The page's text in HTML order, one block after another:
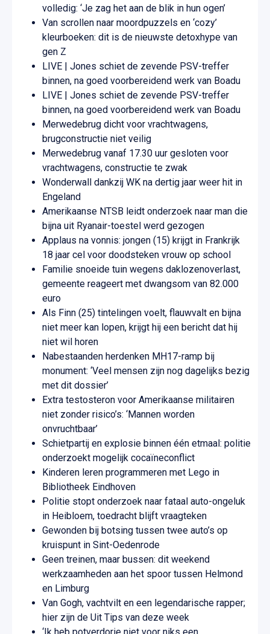
volledig: ‘Je zag het aan de blik in hun ogen’
Van scrollen naar moordpuzzels en ‘cozy’
kleurboeken: dit is de nieuwste detoxhype van
gen Z
LIVE | Jones schiet de zevende PSV-treffer
binnen, na goed voorbereidend werk van Boadu
LIVE | Jones schiet de zevende PSV-treffer
binnen, na goed voorbereidend werk van Boadu
Merwedebrug dicht voor vrachtwagens,
brugconstructie niet veilig
Merwedebrug vanaf 17.30 uur gesloten voor
vrachtwagens, constructie te zwak
Wonderwall dankzij WK na dertig jaar weer hit in
Engeland
Amerikaanse NTSB leidt onderzoek naar man die
bijna uit Ryanair-toestel werd gezogen
Applaus na vonnis: jongen (15) krijgt in Frankrijk
18 jaar cel voor doodsteken vrouw op school
Familie snoeide tuin wegens daklozenoverlast,
gemeente reageert met dwangsom van 82.000
euro
Als Finn (25) tintelingen voelt, flauwvalt en bijna
niet meer kan lopen, krijgt hij een bericht dat hij
niet wil horen
Nabestaanden herdenken MH17-ramp bij
monument: ‘Veel mensen zijn nog dagelijks bezig
met dit dossier’
Extra testosteron voor Amerikaanse militairen
niet zonder risico’s: ‘Mannen worden
onvruchtbaar’
Schietpartij en explosie binnen één etmaal: politie
onderzoekt mogelijk cocaïneconflict
Kinderen leren programmeren met Lego in
Bibliotheek Eindhoven
Politie stopt onderzoek naar fataal auto-ongeluk
in Heibloem, toedracht blijft vraagteken
Gewonden bij botsing tussen twee auto’s op
kruispunt in Sint-Oedenrode
Geen treinen, maar bussen: dit weekend
werkzaamheden aan het spoor tussen Helmond
en Limburg
Van Gogh, vachtvilt en een legendarische rapper;
hier zijn de Uit Tips van deze week